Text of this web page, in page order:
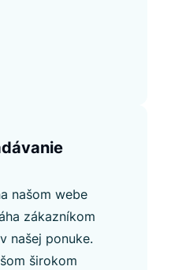
našom webe
zákazníkom
našej ponuke.
širokom